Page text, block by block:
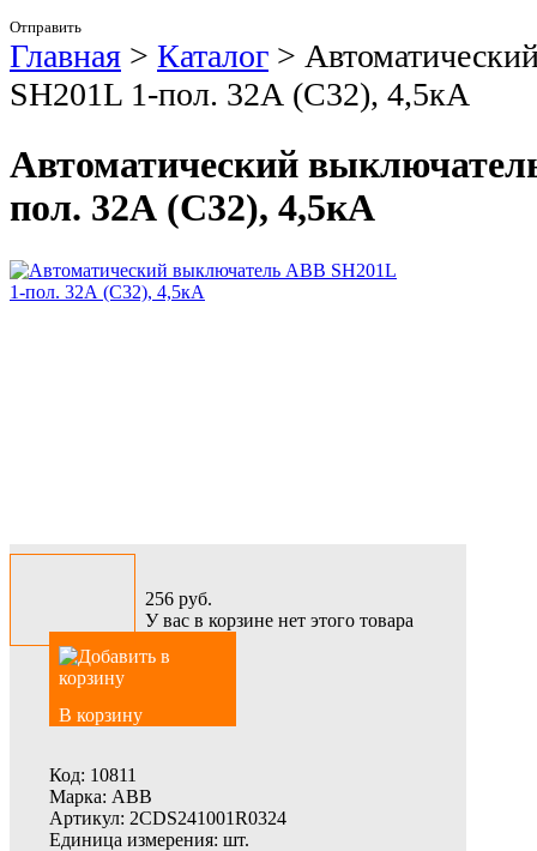
Отправить
Главная > Каталог >
SH201L 1-пол. 32А (C32), 4,5кА
Автоматический
пол. 32А (C32), 4,5кА
256 руб.
У вас в корзине нет этого товара
В корзину
Код: 10811
Марка: ABB
Артикул: 2CDS241001R0324
Единица измерения: шт.